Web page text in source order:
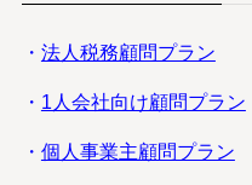
・ 法人税務顧問プラン
・ 1人会社向け顧問プラン
・ 個人事業主顧問プラン